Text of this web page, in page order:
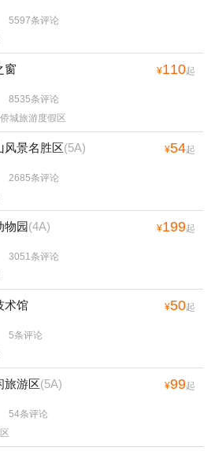
5597条评论
窗 ¥110起
8535条评论
城旅游度假区
风景名胜区(5A) ¥54起
2685条评论
物园(4A) ¥199起
3051条评论
术馆 ¥50起
5条评论
旅游区(5A) ¥99起
54条评论